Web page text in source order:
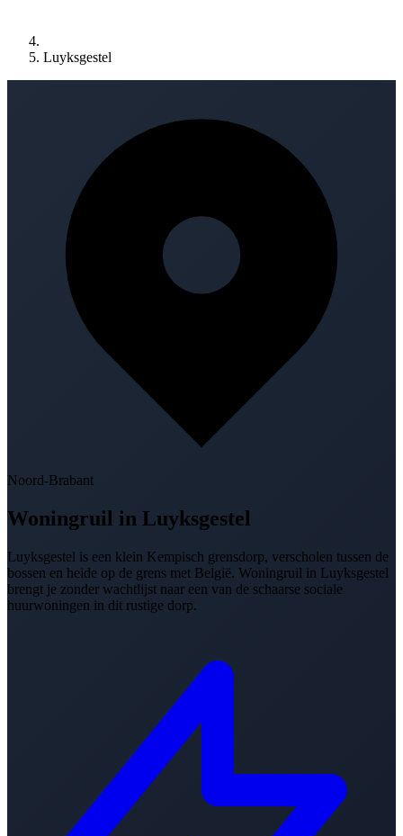
Luyksgestel
Noord-Brabant
Woningruil in Luyksgestel
Luyksgestel is een klein Kempisch grensdorp, verscholen tussen de
bossen en heide op de grens met België. Woningruil in Luyksgestel
brengt je zonder wachtlijst naar een van de schaarse sociale
huurwoningen in dit rustige dorp.